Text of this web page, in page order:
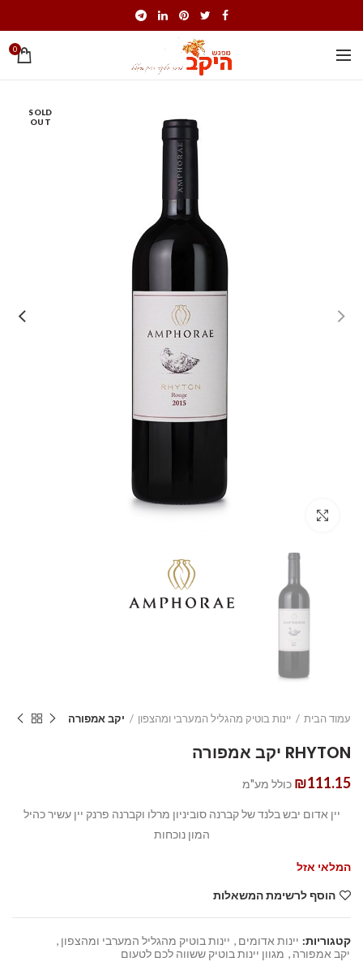
0
SOLD
OUT
עמוד הבית יינות בוטיק מהגליל המערבי ומהצפון יקב אמפורה
RHYTON יקב אמפורה
₪111.15 כולל מע"מ
יין אדום יבש בלנד של קברנה סוביניון מרלו וקברנה פרנק יין עשיר כהיל
המון נוכחות
המלאי אזל
הוסף לרשימת המשאלות
קטגוריות: יינות אדומים , יינות בוטיק מהגליל המערבי ומהצפון ,
יקב אמפורה , מגוון יינות בוטיק ששווה לכם לטעום